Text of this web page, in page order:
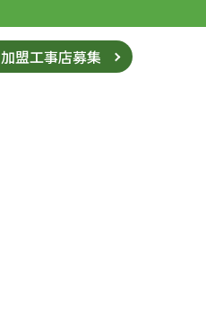
加盟工事店募集